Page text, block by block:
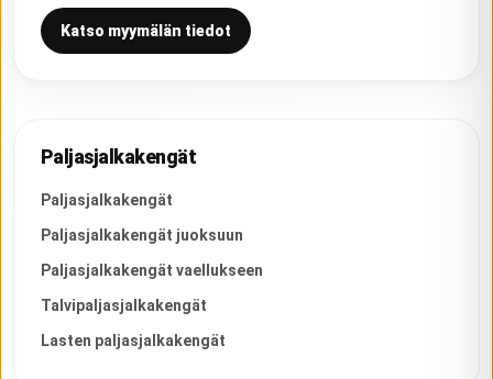
Katso myymälän tiedot
Paljasjalkakengät
Paljasjalkakengät
Paljasjalkakengät juoksuun
Paljasjalkakengät vaellukseen
Talvipaljasjalkakengät
Lasten paljasjalkakengät